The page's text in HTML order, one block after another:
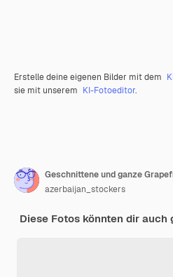
Erstelle deine eigenen Bilder mit dem
sie mit unserem KI-Fotoeditor.
azerbaijan_stockers
Diese Fotos könnten dir auch